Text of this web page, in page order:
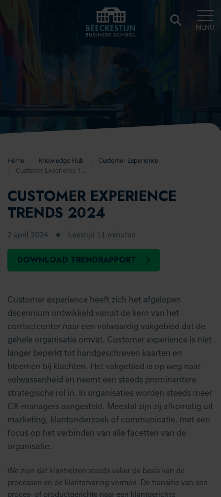
MENU
Home Knowledge Hub
Customer Experience
Customer Experience Trends 2024
CUSTOMER EXPERIENCE
TRENDS 2024
2 april 2024 Leestijd 11 minuten
DOWNLOAD TRENDRAPPORT
Customer experience heeft zich het afgelopen
decennium ontwikkeld vanuit de kern van het
contactcenter naar een volwaardig vakgebied dat de
gehele organisatie omvat. Customer experience is niet
langer beperkt tot handgeschreven kaarten en
bloemen bij klachten. Het vakgebied is op weg naar
volwassenheid en neemt een steeds prominentere
strategische rol in. In organisaties worden steeds meer
CX-managers aangesteld. Meestal zijn zij afkomstig uit
marketing, klantonderzoek of communicatie, met een
focus op het verbinden van alle facetten van de
organisatie.
We zien dat klantreizen steeds vaker de basis van de
processen en de klantervaring vormen. De transitie van een
proces- of productgerichte naar een klantgerichte